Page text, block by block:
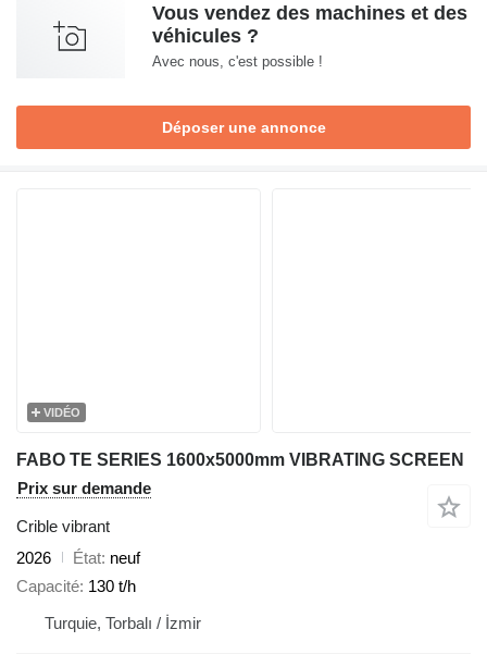
Vous vendez des machines et des
véhicules ?
Avec nous, c'est possible !
Déposer une annonce
VIDÉO
FABO TE SERIES 1600x5000mm VIBRATING SCREEN
Prix sur demande
Crible vibrant
2026
État neuf
Capacité 130 t/h
Turquie, Torbalı / İzmir